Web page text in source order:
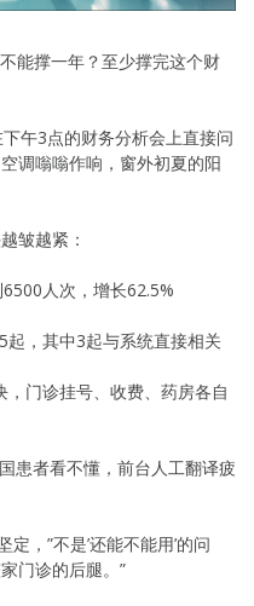
能撑一年？至少撑完这个财
午3点的财务分析会上直接问
调嗡嗡作响，窗外初夏的阳
皱越紧：
人次，增长62.5%
，其中3起与系统直接相关
门诊挂号、收费、药房各自
患者看不懂，前台人工翻译疲
，”不是’还能不能用’的问
门诊的后腿。”